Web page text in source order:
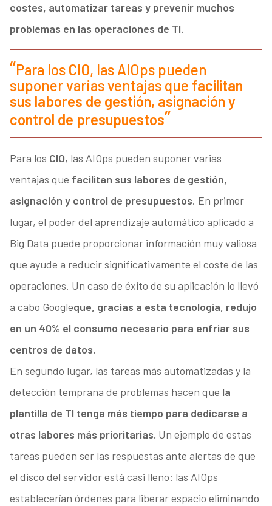
costes, automatizar tareas y prevenir muchos
problemas en las operaciones de TI.
Para los CIO, las AIOps pueden
suponer varias ventajas que facilitan
sus labores de gestión, asignación y
control de presupuestos
Para los CIO, las AIOps pueden suponer varias
ventajas que facilitan sus labores de gestión,
asignación y control de presupuestos. En primer
lugar, el poder del aprendizaje automático aplicado a
Big Data puede proporcionar información muy valiosa
que ayude a reducir significativamente el coste de las
operaciones. Un caso de éxito de su aplicación lo llevó
a cabo Googleque, gracias a esta tecnología, redujo
en un 40% el consumo necesario para enfriar sus
centros de datos.
En segundo lugar, las tareas más automatizadas y la
detección temprana de problemas hacen que la
plantilla de TI tenga más tiempo para dedicarse a
otras labores más prioritarias. Un ejemplo de estas
tareas pueden ser las respuestas ante alertas de que
el disco del servidor está casi lleno: las AIOps
establecerían órdenes para liberar espacio eliminando